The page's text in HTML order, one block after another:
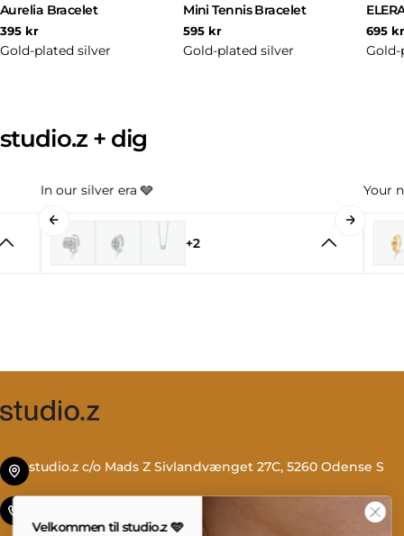
Aurelia Bracelet
Regular
price
395 kr
Gold-plated silver
Mini Tennis Bracelet
Regular
price
595 kr
Gold-plated silver
price
695
studio.z + dig
In our silver era 🩶
+2
Your
studio.z c/o Mads Z Sivlandvænget 27C, 5260 Odense S
Velkommen til studio.z 🩵